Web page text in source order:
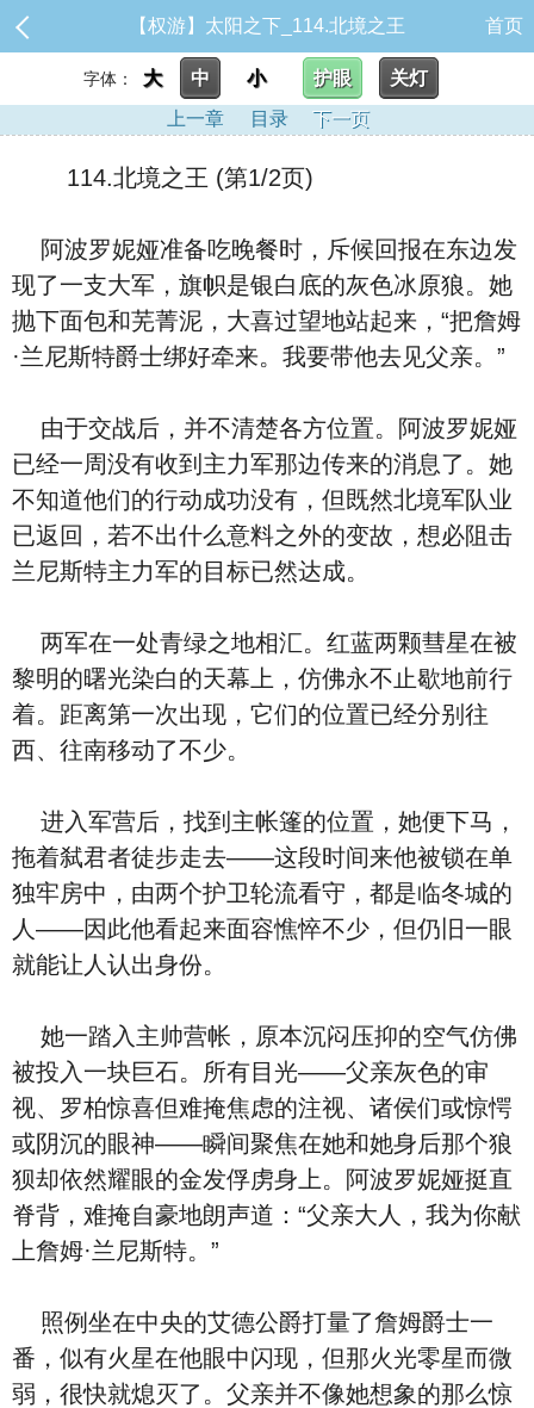
【权游】太阳之下_114.北境之王 首页
字体： 大 中 小 护眼
关灯
上一章
目录 下一页
114.北境之王 (第1/2页)
阿波罗妮娅准备吃晚餐时，斥候回报在东边发
现了一支大军，旗帜是银白底的灰色冰原狼。她
抛下面包和芜菁泥，大喜过望地站起来，“把詹姆
·兰尼斯特爵士绑好牵来。我要带他去见父亲。”
由于交战后，并不清楚各方位置。阿波罗妮娅
已经一周没有收到主力军那边传来的消息了。她
不知道他们的行动成功没有，但既然北境军队业
已返回，若不出什么意料之外的变故，想必阻击
兰尼斯特主力军的目标已然达成。
两军在一处青绿之地相汇。红蓝两颗彗星在被
黎明的曙光染白的天幕上，仿佛永不止歇地前行
着。距离第一次出现，它们的位置已经分别往
西、往南移动了不少。
进入军营后，找到主帐篷的位置，她便下马，
拖着弑君者徒步走去——这段时间来他被锁在单
独牢房中，由两个护卫轮流看守，都是临冬城的
人——因此他看起来面容憔悴不少，但仍旧一眼
就能让人认出身份。
她一踏入主帅营帐，原本沉闷压抑的空气仿佛
被投入一块巨石。所有目光——父亲灰色的审
视、罗柏惊喜但难掩焦虑的注视、诸侯们或惊愕
或阴沉的眼神——瞬间聚焦在她和她身后那个狼
狈却依然耀眼的金发俘虏身上。阿波罗妮娅挺直
脊背，难掩自豪地朗声道：“父亲大人，我为你献
上詹姆·兰尼斯特。”
照例坐在中央的艾德公爵打量了詹姆爵士一
番，似有火星在他眼中闪现，但那火光零星而微
弱，很快就熄灭了。父亲并不像她想象的那么惊